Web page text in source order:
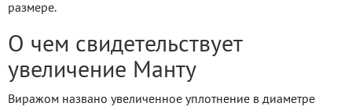
размере.
О чем свидетельствует
увеличение Манту
Виражом названо увеличенное уплотнение в диаметре